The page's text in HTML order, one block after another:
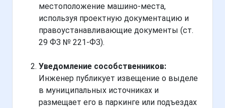
местоположение машино-места,
используя проектную документацию и
правоустанавливающие документы (ст.
29 ФЗ № 221-ФЗ).
Уведомление сособственников:
Инженер публикует извещение о выделе
в муниципальных источниках и
размещает его в паркинге или подъездах